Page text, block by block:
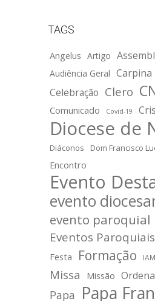
TAGS
Angelus Artigo
Audiência Geral Carpina
Celebração Clero
Comunicado Covid-19
Diocese de
Diáconos Dom Francisco
Encontro
Evento
evento
evento paroquial
Eventos Paroquiais
Festa Formação IAM
Missa Missão
Papa Papa